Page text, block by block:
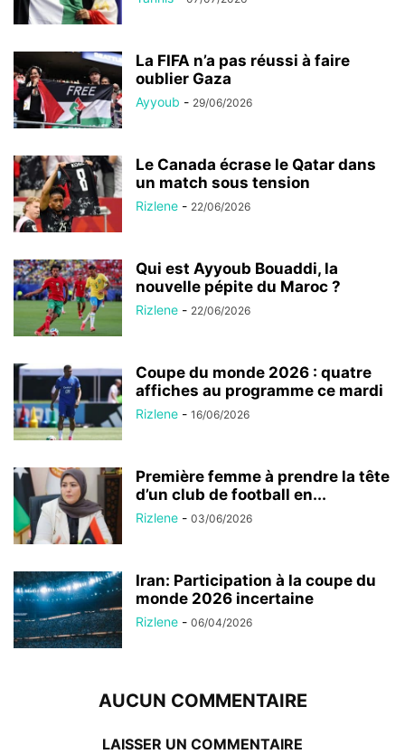
La FIFA n’a pas réussi à faire
oublier Gaza
Ayyoub - 29/06/2026
Le Canada écrase le Qatar dans
un match sous tension
Rizlene - 22/06/2026
Qui est Ayyoub Bouaddi, la
nouvelle pépite du Maroc ?
Rizlene - 22/06/2026
Coupe du monde 2026 : quatre
affiches au programme ce mardi
Rizlene - 16/06/2026
Première femme à prendre la tête
d’un club de football en...
Rizlene - 03/06/2026
Iran: Participation à la coupe du
monde 2026 incertaine
Rizlene - 06/04/2026
AUCUN COMMENTAIRE
LAISSER UN COMMENTAIRE